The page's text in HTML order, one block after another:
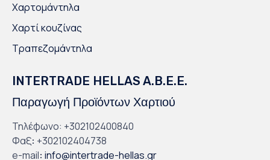
Χαρτομάντηλα
Χαρτί κουζίνας
Τραπεζομάντηλα
INTERTRADE HELLAS A.B.E.E.
Παραγωγή Προϊόντων Χαρτιού
Τηλέφωνο: +302102400840
Φαξ: +302102404738
e-mail: info@intertrade-hellas.gr